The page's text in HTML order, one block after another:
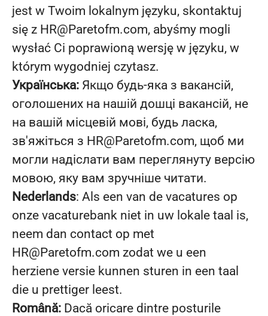
jest w Twoim lokalnym języku, skontaktuj
się z HR@Paretofm.com, abyśmy mogli
wysłać Ci poprawioną wersję w języku, w
którym wygodniej czytasz.
Українська: Якщо будь-яка з вакансій,
оголошених на нашій дошці вакансій, не
на вашій місцевій мові, будь ласка,
зв'яжіться з HR@Paretofm.com, щоб ми
могли надіслати вам переглянуту версію
мовою, яку вам зручніше читати.
Nederlands: Als een van de vacatures op
onze vacaturebank niet in uw lokale taal is,
neem dan contact op met
HR@Paretofm.com zodat we u een
herziene versie kunnen sturen in een taal
die u prettiger leest.
Română: Dacă oricare dintre posturile